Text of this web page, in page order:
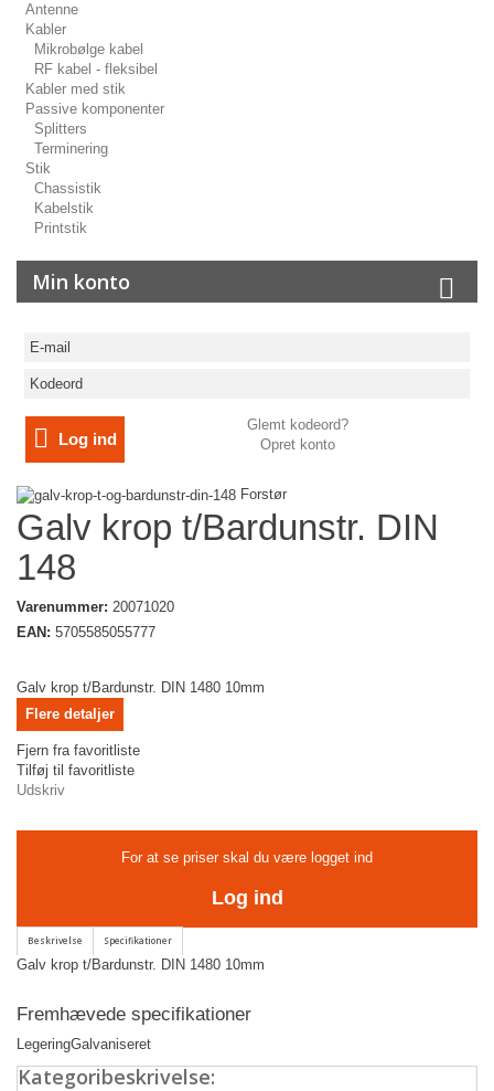
Antenne
Kabler
Mikrobølge kabel
RF kabel - fleksibel
Kabler med stik
Passive komponenter
Splitters
Terminering
Stik
Chassistik
Kabelstik
Printstik
Min konto
Log ind
Glemt kodeord?
Opret konto
Forstør
Galv krop t/Bardunstr. DIN
148
Varenummer: 20071020
EAN: 5705585055777
Galv krop t/Bardunstr. DIN 1480 10mm
Flere detaljer
Fjern fra favoritliste
Tilføj til favoritliste
Udskriv
For at se priser skal du være logget ind
Log ind
Galv krop t/Bardunstr. DIN 1480 10mm
Fremhævede specifikationer
LegeringGalvaniseret
Kategoribeskrivelse: